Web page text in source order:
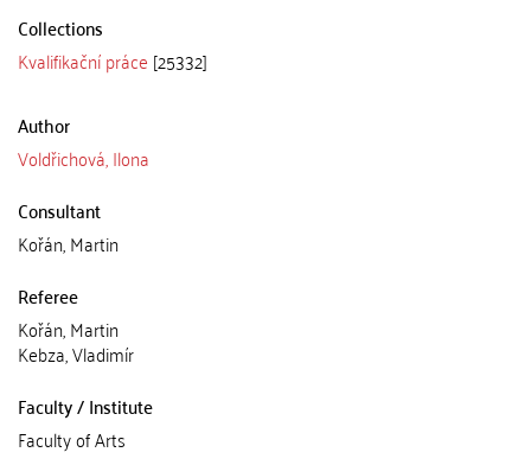
Collections
Kvalifikační práce [25332]
Author
Voldřichová, Ilona
Consultant
Kořán, Martin
Referee
Kořán, Martin
Kebza, Vladimír
Faculty / Institute
Faculty of Arts